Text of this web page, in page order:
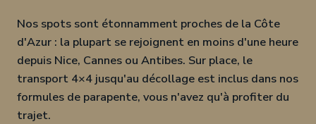
Nos spots sont étonnamment proches de la Côte
d'Azur : la plupart se rejoignent en moins d'une heure
depuis Nice, Cannes ou Antibes. Sur place, le
transport 4×4 jusqu'au décollage est inclus dans nos
formules de parapente, vous n'avez qu'à profiter du
trajet.